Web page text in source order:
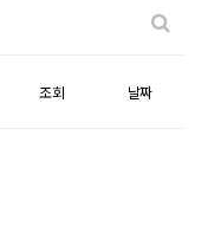
조회 날짜